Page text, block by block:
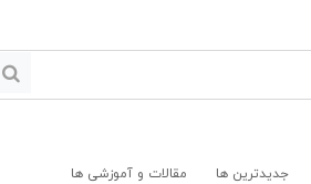
جدیدترین ها مقالات و آموزشی ها